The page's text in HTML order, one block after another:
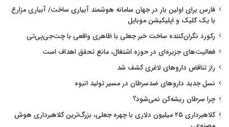
فارس برای اولین بار در جهان سامانه هوشمند آبیاری ساخت/ آبیاری مزارع
با یک کلیک و اپلیکیشن موبایل
رکورد نگران‌کننده ساخت خبر جعلی با ظاهری واقعی با چت‌جی‌پی‌تی
فعالیت‌های جزیره‌ای در حوزه اشتغال، مانع تحقق اهداف است
راز تناقض داروهای لاغری کشف شد
نسل جدید داروهای ضدسرطان در مسیر تولید انبوه
چرا سرطان ریشه‌کن نمی‌شود؟
کلاهبرداری ۲۵ میلیون دلاری با چهره جعلی، بزرگ‌ترین کلاهبرداری هوش